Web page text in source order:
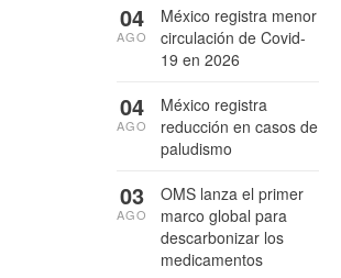
México registra menor
circulación de Covid-
19 en 2026
04
AGO
México registra
reducción en casos de
paludismo
04
AGO
OMS lanza el primer
marco global para
descarbonizar los
medicamentos
03
AGO